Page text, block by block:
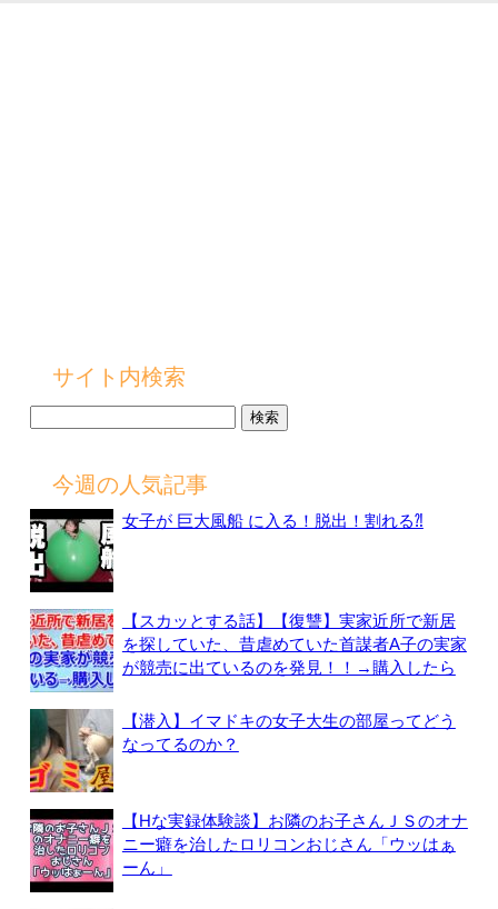
サイト内検索
今週の人気記事
女子が 巨大風船 に入る！脱出！割れる⁈
【スカッとする話】【復讐】実家近所で新居
を探していた、昔虐めていた首謀者A子の実家
が競売に出ているのを発見！！→購入したら
【潜入】イマドキの女子大生の部屋ってどう
なってるのか？
【Hな実録体験談】お隣のお子さんＪＳのオナ
ニー癖を治したロリコンおじさん「ウッはぁ
ーん」